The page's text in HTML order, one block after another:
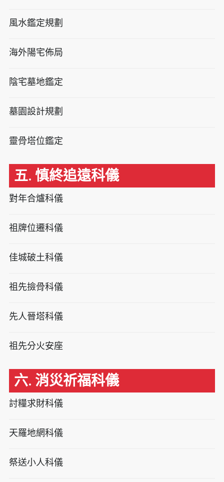
風水鑑定規劃
海外陽宅佈局
陰宅墓地鑑定
墓園設計規劃
靈骨塔位鑑定
五. 慎終追遠科儀
對年合爐科儀
祖牌位遷科儀
佳城破土科儀
祖先撿骨科儀
先人晉塔科儀
祖先分火安座
六. 消災祈福科儀
討糧求財科儀
天羅地網科儀
祭送小人科儀